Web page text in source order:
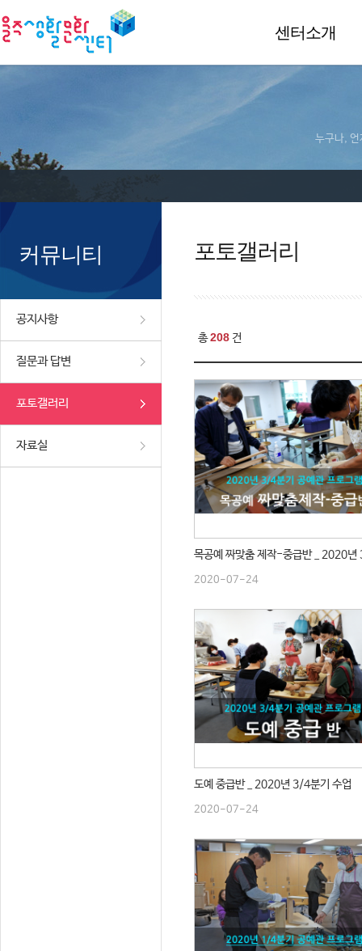
센터소개
누구나, 언
커뮤니티
공지사항
질문과 답변
포토갤러리
자료실
포토갤러리
총208 건
2020-07-24
도예 중급반 _ 2020년 3/4분기 수업
2020-07-24